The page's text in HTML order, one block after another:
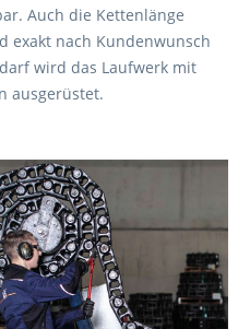
Auch die Kettenlänge
exakt nach Kundenwunsch
wird das Laufwerk mit
ausgerüstet.